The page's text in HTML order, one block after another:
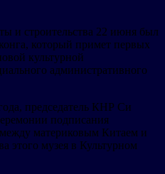
и строительства 22 июня был
который примет первых
культурной
административного
председатель КНР Си
подписания
между материковым Китаем и
этого музея в Культурном